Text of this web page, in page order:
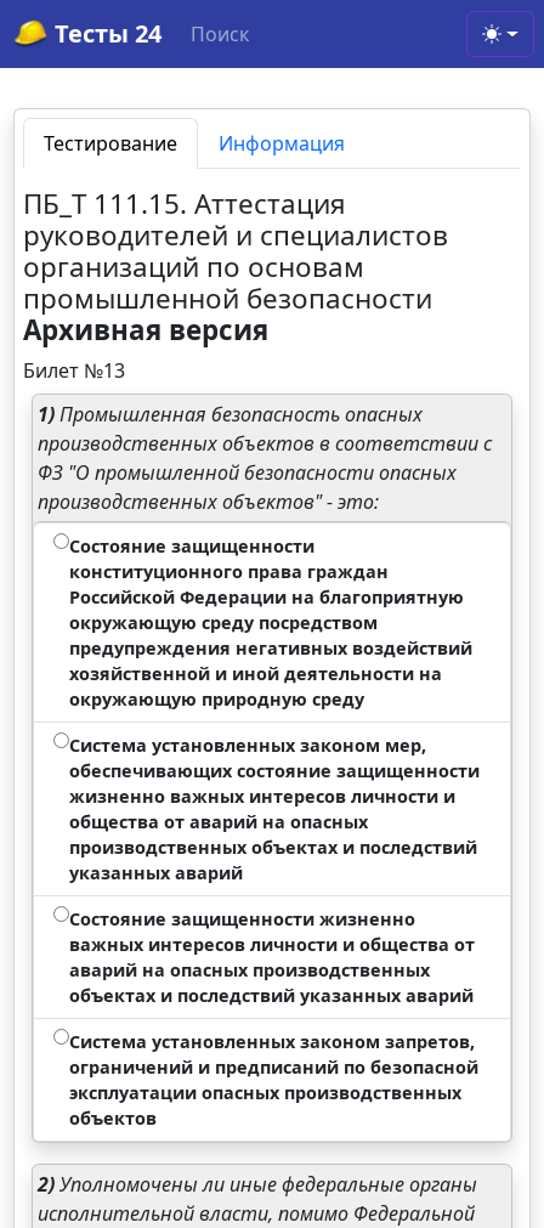
Тесты 24 Поиск
Тестирование Информация
ПБ_Т 111.15. Аттестация
руководителей и специалистов
организаций по основам
промышленной безопасности
Архивная версия
Билет №13
1)Промышленная безопасность опасных
производственных объектов в соответствии с
ФЗ "О промышленной безопасности опасных
производственных объектов" - это:
Состояние защищенности
конституционного права граждан
Российской Федерации на благоприятную
окружающую среду посредством
предупреждения негативных воздействий
хозяйственной и иной деятельности на
окружающую природную среду
Система установленных законом мер,
обеспечивающих состояние защищенности
жизненно важных интересов личности и
общества от аварий на опасных
производственных объектах и последствий
указанных аварий
Состояние защищенности жизненно
важных интересов личности и общества от
аварий на опасных производственных
объектах и последствий указанных аварий
Система установленных законом запретов,
ограничений и предписаний по безопасной
эксплуатации опасных производственных
объектов
2)Уполномочены ли иные федеральные органы
исполнительной власти, помимо Федеральной